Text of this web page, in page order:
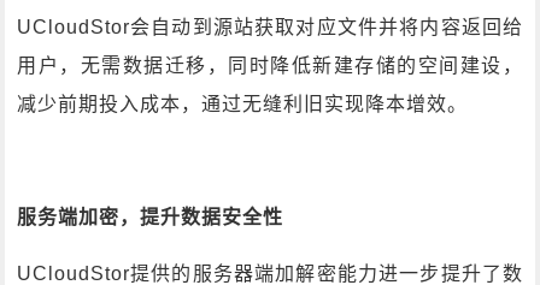
UCloudStor会自动到源站获取对应文件并将内容返回给
用户，无需数据迁移，同时降低新建存储的空间建设，
减少前期投入成本，通过无缝利旧实现降本增效。
服务端加密，提升数据安全性
UCloudStor提供的服务器端加解密能力进一步提升了数